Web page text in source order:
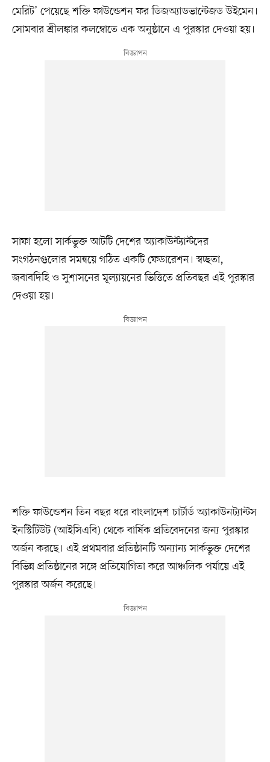
মেরিট’ পেয়েছে শক্তি ফাউন্ডেশন ফর ডিজঅ্যাডভান্টেজড উইমেন।
সোমবার শ্রীলঙ্কার কলম্বোতে এক অনুষ্ঠানে এ পুরস্কার দেওয়া হয়।
সাফা হলো সার্কভুক্ত আটটি দেশের অ্যাকাউন্ট্যান্টদের
সংগঠনগুলোর সমন্বয়ে গঠিত একটি ফেডারেশন। স্বচ্ছতা,
জবাবদিহি ও সুশাসনের মূল্যায়নের ভিত্তিতে প্রতিবছর এই পুরস্কার
দেওয়া হয়।
শক্তি ফাউন্ডেশন তিন বছর ধরে বাংলাদেশ চার্টার্ড অ্যাকাউনট্যান্টস
ইনস্টিটিউট (আইসিএবি) থেকে বার্ষিক প্রতিবেদনের জন্য পুরস্কার
অর্জন করছে। এই প্রথমবার প্রতিষ্ঠানটি অন্যান্য সার্কভুক্ত দেশের
বিভিন্ন প্রতিষ্ঠানের সঙ্গে প্রতিযোগিতা করে আঞ্চলিক পর্যায়ে এই
পুরস্কার অর্জন করেছে।